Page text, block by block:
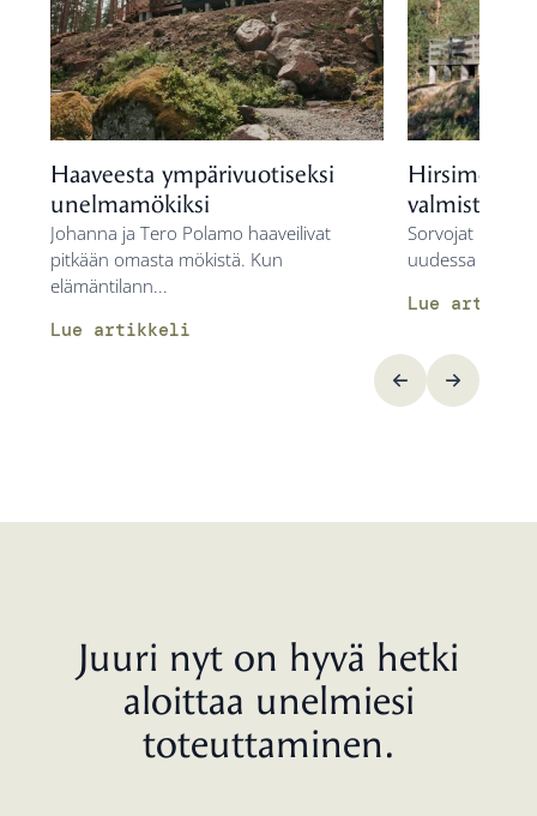
Haaveesta ympärivuotiseksi
unelmamökiksi
Johanna ja Tero Polamo haaveilivat
pitkään omasta mökistä. Kun
elämäntilann...
Lue artikkeli
Hirsimökki
valmista
Sorvojat
uudessa
Lue
Juuri nyt on hyvä hetki
aloittaa unelmiesi
toteuttaminen.